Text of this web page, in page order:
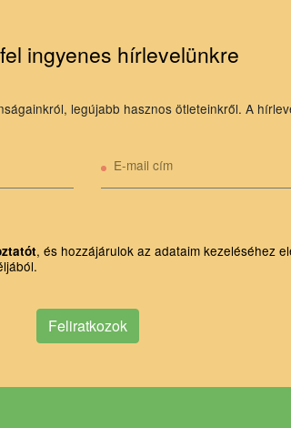
ingyenes hírlevelünkre
legújabb hasznos ötleteinkről. A
E-mail cím
, és hozzájárulok az adataim kezeléséhez
Feliratkozok